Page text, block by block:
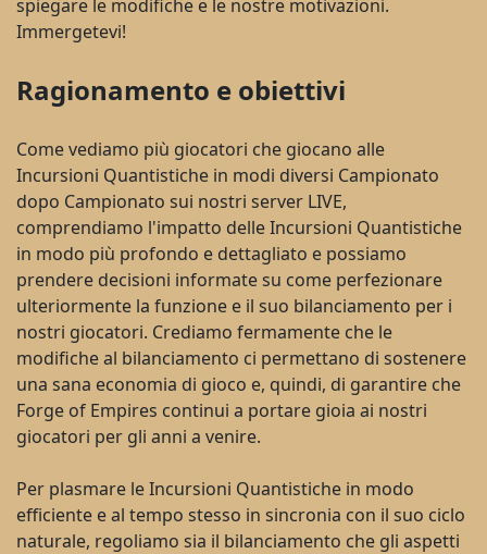
spiegare le modifiche e le nostre motivazioni.
Immergetevi!
Ragionamento e obiettivi
Come vediamo più giocatori che giocano alle
Incursioni Quantistiche in modi diversi Campionato
dopo Campionato sui nostri server LIVE,
comprendiamo l'impatto delle Incursioni Quantistiche
in modo più profondo e dettagliato e possiamo
prendere decisioni informate su come perfezionare
ulteriormente la funzione e il suo bilanciamento per i
nostri giocatori. Crediamo fermamente che le
modifiche al bilanciamento ci permettano di sostenere
una sana economia di gioco e, quindi, di garantire che
Forge of Empires continui a portare gioia ai nostri
giocatori per gli anni a venire.
Per plasmare le Incursioni Quantistiche in modo
efficiente e al tempo stesso in sincronia con il suo ciclo
naturale, regoliamo sia il bilanciamento che gli aspetti